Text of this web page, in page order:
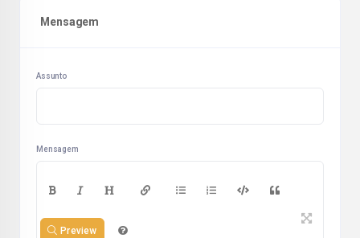
Mensagem
Assunto
Mensagem
Preview